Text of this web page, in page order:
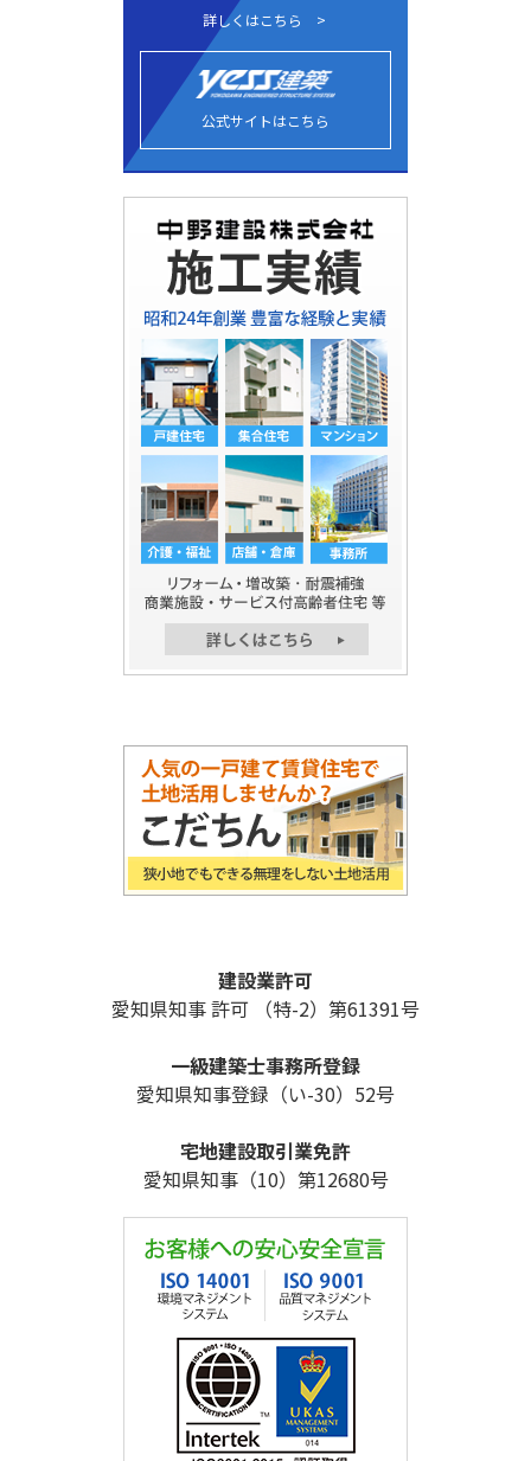
詳しくはこちら
公式サイトはこちら
建設業許可
愛知県知事 許可 （特-2）第61391号
一級建築士事務所登録
愛知県知事登録（い-30）52号
宅地建設取引業免許
愛知県知事（10）第12680号